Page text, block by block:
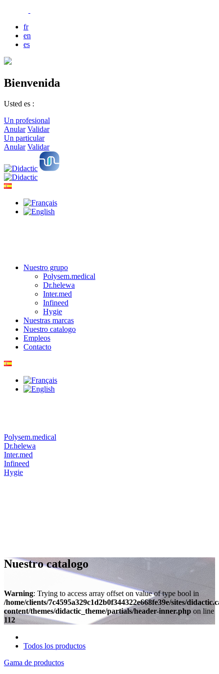
fr
en
es
Bienvenida
Usted es :
Un profesional
Anular Validar
Un particular
Anular Validar
Nuestro grupo
Polysem.medical
Dr.helewa
Inter.med
Infineed
Hygie
Nuestras marcas
Nuestro catalogo
Empleos
Contacto
Polysem.medical
Dr.helewa
Inter.med
Infineed
Hygie
Nuestro catalogo
Warning: Trying to access array offset on value of type bool in
/home/clients/7c4595a329c1d2b0f344322e668fe39e/sites/
content/themes/didactic_theme/partials/header-inner.php on line
112
Todos los productos
Gama de productos